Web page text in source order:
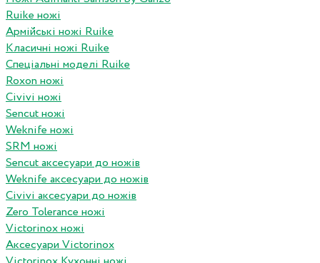
Ruike ножі
Армійські ножі Ruike
Класичні ножі Ruike
Спеціальні моделі Ruike
Roxon ножi
Civivi ножі
Sencut ножі
Weknife ножі
SRM ножі
Sencut аксесуари до ножів
Weknife аксесуари до ножів
Civivi аксесуари до ножів
Zero Tolerance ножі
Victorinox ножі
Аксесуари Victorinox